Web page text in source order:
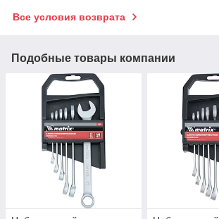
Все условия возврата
Подобные товары компании